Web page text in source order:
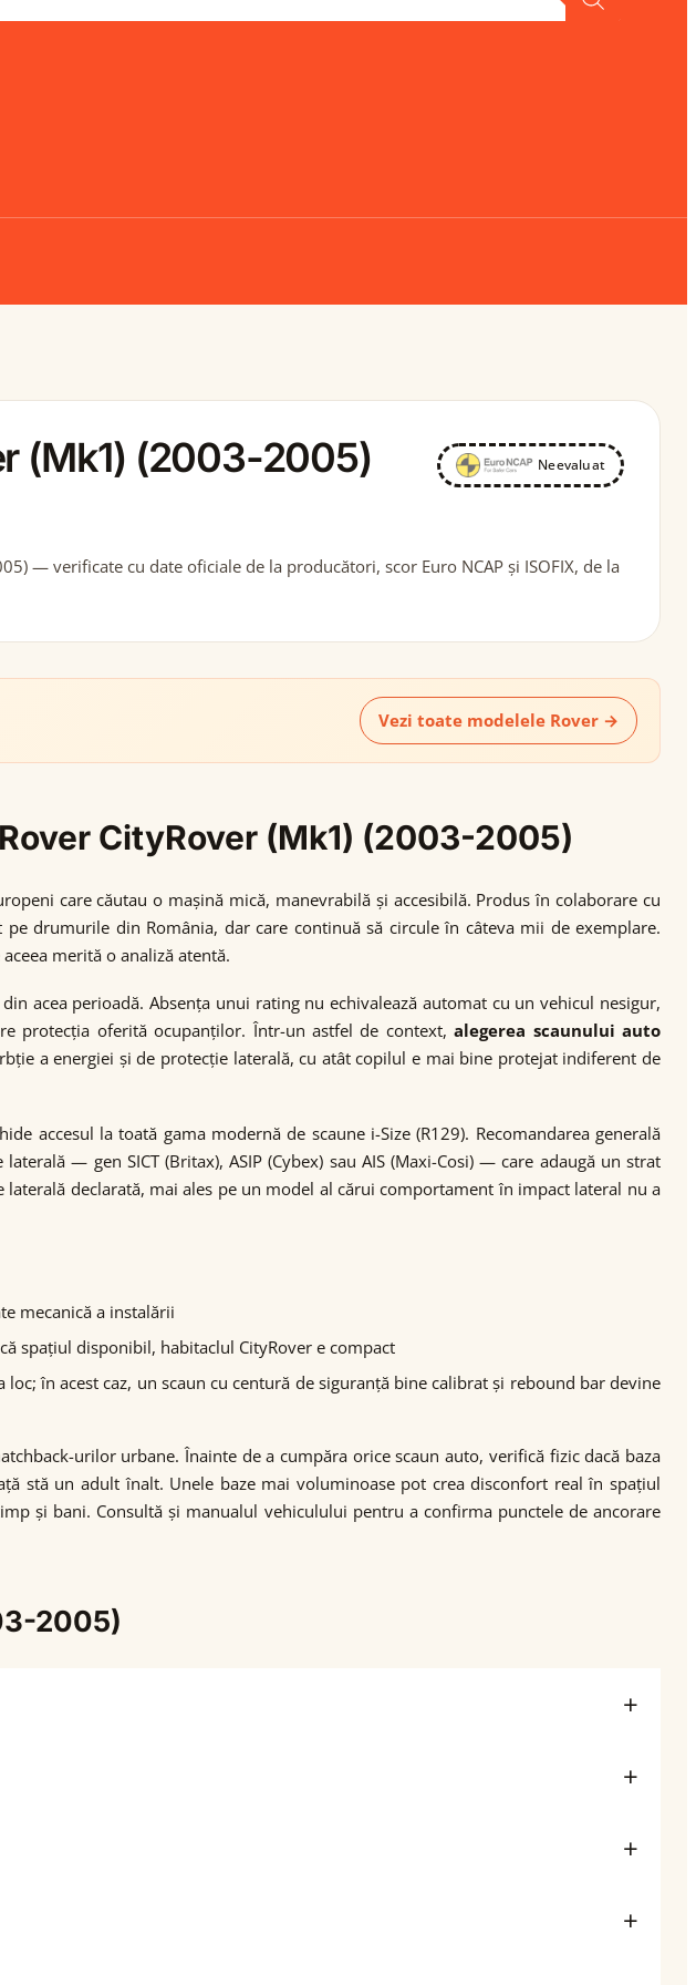
(Mk1) (2003-2005) Neevaluat
— verificate cu date oficiale de la producători, scor Euro NCAP și ISOFIX, de la
Vezi toate modelele Rover →
CityRover (Mk1) (2003-2005)
care căutau o mașină mică, manevrabilă și accesibilă. Produs în colaborare cu
drumurile din România, dar care continuă să circule în câteva mii de exemplare.
merită o analiză atentă.
acea perioadă. Absența unui rating nu echivalează automat cu un vehicul nesigur,
protecția oferită ocupanților. Într-un astfel de context,alegerea scaunului auto
a energiei și de protecție laterală, cu atât copilul e mai bine protejat indiferent de
accesul la toată gama modernă de scaune i-Size (R129). Recomandarea generală
— gen SICT (Britax), ASIP (Cybex) sau AIS (Maxi-Cosi) — care adaugă un strat
declarată, mai ales pe un model al cărui comportament în impact lateral nu a
mecanică a instalării
spațiul disponibil, habitaclul CityRover e compact
în acest caz, un scaun cu centură de siguranță bine calibrat și rebound bar devine
urilor urbane. Înainte de a cumpăra orice scaun auto, verifică fizic dacă baza
stă un adult înalt. Unele baze mai voluminoase pot crea disconfort real în spațiul
și bani. Consultă și manualul vehiculului pentru a confirma punctele de ancorare
2005)